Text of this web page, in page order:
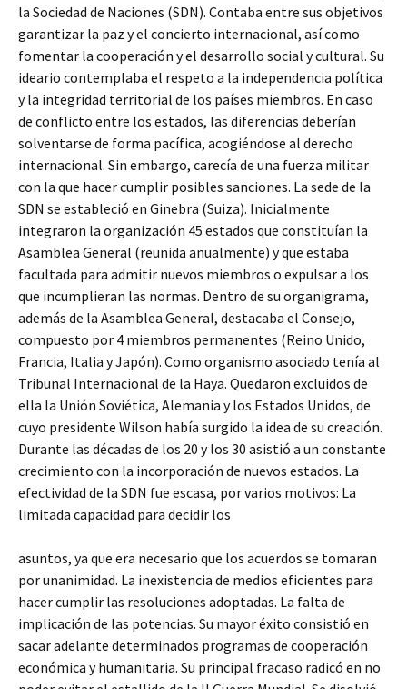
la Sociedad de Naciones (SDN). Contaba entre sus objetivos
garantizar la paz y el concierto internacional, así como
fomentar la cooperación y el desarrollo social y cultural. Su
ideario contemplaba el respeto a la independencia política
y la integridad territorial de los países miembros. En caso
de conflicto entre los estados, las diferencias deberían
solventarse de forma pacífica, acogiéndose al derecho
internacional. Sin embargo, carecía de una fuerza militar
con la que hacer cumplir posibles sanciones. La sede de la
SDN se estableció en Ginebra (Suiza). Inicialmente
integraron la organización 45 estados que constituían la
Asamblea General (reunida anualmente) y que estaba
facultada para admitir nuevos miembros o expulsar a los
que incumplieran las normas. Dentro de su organigrama,
además de la Asamblea General, destacaba el Consejo,
compuesto por 4 miembros permanentes (Reino Unido,
Francia, Italia y Japón). Como organismo asociado tenía al
Tribunal Internacional de la Haya. Quedaron excluidos de
ella la Unión Soviética, Alemania y los Estados Unidos, de
cuyo presidente Wilson había surgido la idea de su creación.
Durante las décadas de los 20 y los 30 asistió a un constante
crecimiento con la incorporación de nuevos estados. La
efectividad de la SDN fue escasa, por varios motivos: La
limitada capacidad para decidir los
asuntos, ya que era necesario que los acuerdos se tomaran
por unanimidad. La inexistencia de medios eficientes para
hacer cumplir las resoluciones adoptadas. La falta de
implicación de las potencias. Su mayor éxito consistió en
sacar adelante determinados programas de cooperación
económica y humanitaria. Su principal fracaso radicó en no